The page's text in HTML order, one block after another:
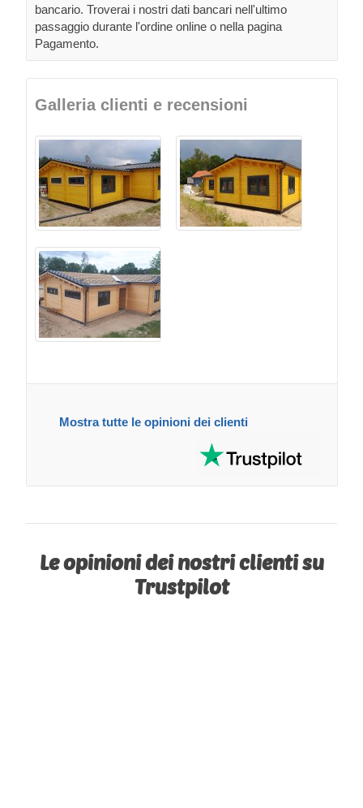
bancario. Troverai i nostri dati bancari nell'ultimo
passaggio durante l'ordine online o nella pagina
Pagamento.
Galleria clienti e recensioni
Mostra tutte le opinioni dei clienti
Le opinioni dei nostri clienti su
Trustpilot